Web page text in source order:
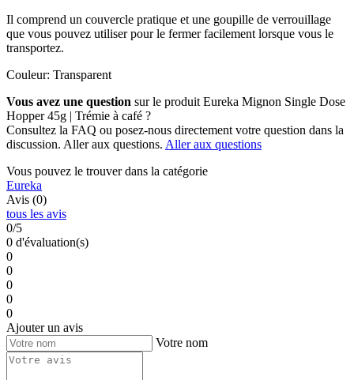
Il comprend un couvercle pratique et une goupille de verrouillage
que vous pouvez utiliser pour le fermer facilement lorsque vous le
transportez.
Couleur: Transparent
Vous avez une question sur le produit Eureka Mignon Single Dose
Hopper 45g | Trémie à café ?
Consultez la FAQ ou posez-nous directement votre question dans la
discussion. Aller aux questions. Aller aux questions
Vous pouvez le trouver dans la catégorie
Eureka
Avis (0)
tous les avis
0/5
0 d'évaluation(s)
0
0
0
0
0
Ajouter un avis
Votre nom